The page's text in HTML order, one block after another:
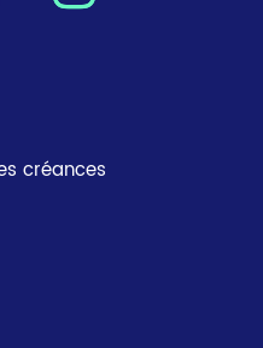
créances